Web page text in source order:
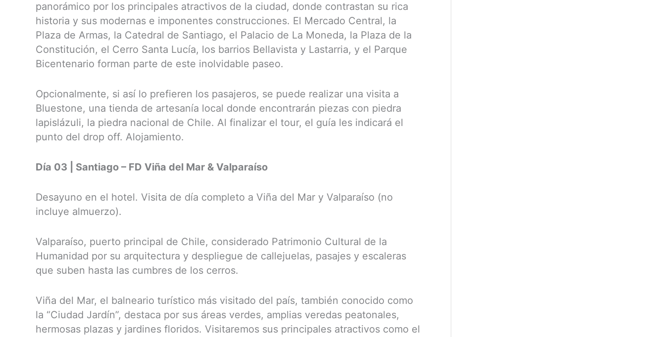
panorámico por los principales atractivos de la ciudad, donde contrastan su rica
historia y sus modernas e imponentes construcciones. El Mercado Central, la
Plaza de Armas, la Catedral de Santiago, el Palacio de La Moneda, la Plaza de la
Constitución, el Cerro Santa Lucía, los barrios Bellavista y Lastarria, y el Parque
Bicentenario forman parte de este inolvidable paseo.
Opcionalmente, si así lo prefieren los pasajeros, se puede realizar una visita a
Bluestone, una tienda de artesanía local donde encontrarán piezas con piedra
lapislázuli, la piedra nacional de Chile. Al finalizar el tour, el guía les indicará el
punto del drop off. Alojamiento.
Día 03 | Santiago – FD Viña del Mar & Valparaíso
Desayuno en el hotel. Visita de día completo a Viña del Mar y Valparaíso (no
incluye almuerzo).
Valparaíso, puerto principal de Chile, considerado Patrimonio Cultural de la
Humanidad por su arquitectura y despliegue de callejuelas, pasajes y escaleras
que suben hasta las cumbres de los cerros.
Viña del Mar, el balneario turístico más visitado del país, también conocido como
la “Ciudad Jardín”, destaca por sus áreas verdes, amplias veredas peatonales,
hermosas plazas y jardines floridos. Visitaremos sus principales atractivos como el